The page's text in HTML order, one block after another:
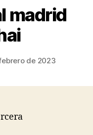
madrid
de 2023